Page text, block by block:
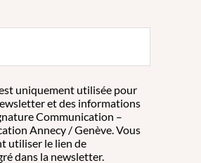
uniquement utilisée pour
et des informations
Communication –
Annecy / Genève. Vous
utiliser le lien de
dans la newsletter.